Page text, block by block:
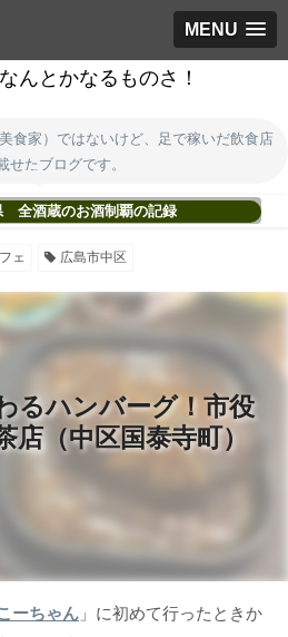
MENU
んとかなるものさ！
食家）ではないけど、足で稼いだ飲食店
せたブログです。
全酒蔵のお酒制覇の記録
ェ 広島市中区
るハンバーグ！市役
店（中区国泰寺町）
ーちゃん 」に初めて行ったときか